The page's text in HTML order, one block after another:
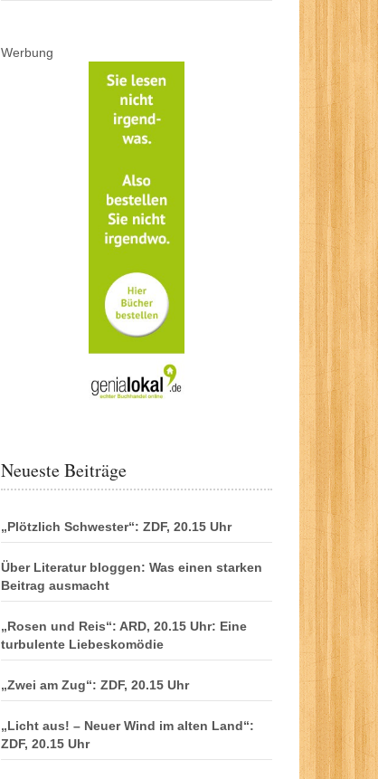
Werbung
Neueste Beiträge
„Plötzlich Schwester“: ZDF, 20.15 Uhr
Über Literatur bloggen: Was einen starken
Beitrag ausmacht
„Rosen und Reis“: ARD, 20.15 Uhr: Eine
turbulente Liebeskomödie
„Zwei am Zug“: ZDF, 20.15 Uhr
„Licht aus! – Neuer Wind im alten Land“:
ZDF, 20.15 Uhr